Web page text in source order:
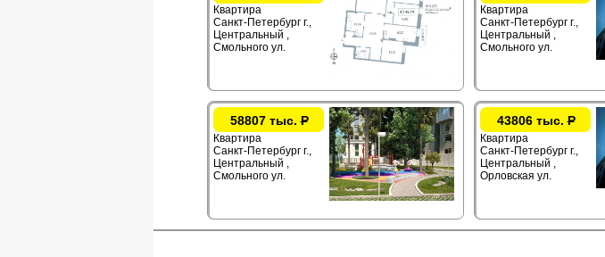
Квартира
Санкт-Петербург г.,
Центральный ,
Смольного ул.
Квартира
Санкт-Петербург г.,
Центральный ,
Смольного ул.
58807 тыс.Р
Квартира
Санкт-Петербург г.,
Центральный ,
Смольного ул.
43806 тыс.Р
Квартира
Санкт-Петербург г.,
Центральный ,
Орловская ул.